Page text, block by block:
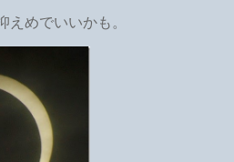
えめでいいかも。